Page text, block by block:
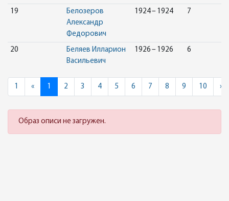
19
Белозеров
Александр
Федорович
1924 – 1924 7
20
Беляев Илларион
Васильевич
1926 – 1926 6
1 «Previous
1 2 3 4 5 6 7 8 9 10 »
Образ описи не загружен.